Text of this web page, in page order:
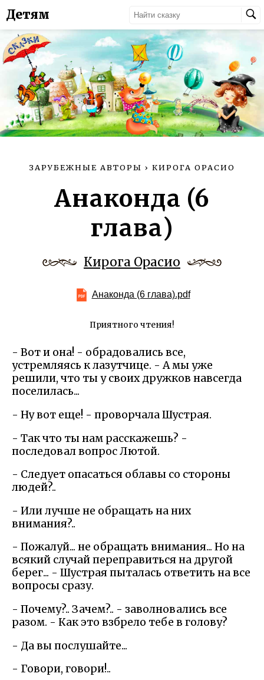
Детям
ЗАРУБЕЖНЫЕ АВТОРЫ › КИРОГА ОРАСИО
Анаконда (6
глава)
Кирога Орасио
Анаконда (6 глава).pdf
Приятного чтения!
- Вот и она! - обрадовались все,
устремляясь к лазутчице. - А мы уже
решили, что ты у своих дружков навсегда
поселилась...
- Ну вот еще! - проворчала Шустрая.
- Так что ты нам расскажешь? -
последовал вопрос Лютой.
- Следует опасаться облавы со стороны
людей?..
- Или лучше не обращать на них
внимания?..
- Пожалуй... не обращать внимания... Но на
всякий случай переправиться на другой
берег... - Шустрая пыталась ответить на все
вопросы сразу.
- Почему?.. Зачем?.. - заволновались все
разом. - Как это взбрело тебе в голову?
- Да вы послушайте...
- Говори, говори!..